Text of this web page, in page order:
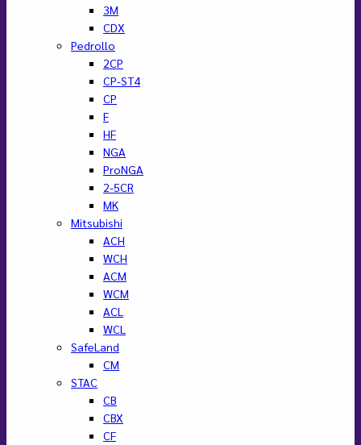
3M
CDX
Pedrollo
2CP
CP-ST4
CP
F
HF
NGA
ProNGA
2-5CR
MK
Mitsubishi
ACH
WCH
ACM
WCM
ACL
WCL
SafeLand
CM
STAC
CB
CBX
CF